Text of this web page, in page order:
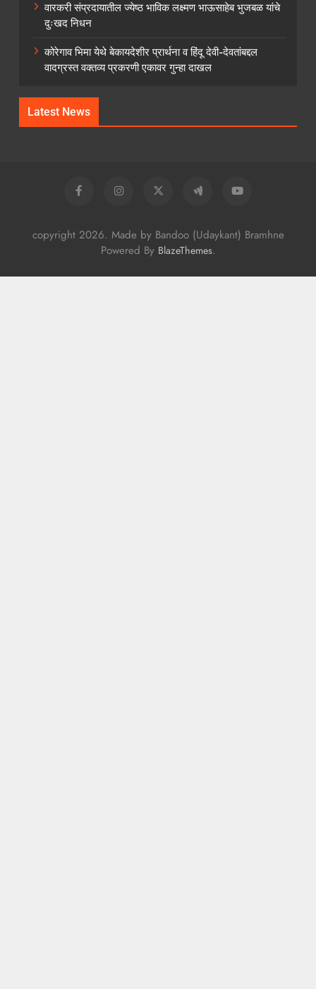
वारकरी संप्रदायातील ज्येष्ठ भाविक लक्ष्मण भाऊसाहेब भुजबळ यांचे
दुःखद निधन
कोरेगाव भिमा येथे बेकायदेशीर प्रार्थना व हिंदू देवी-देवतांबद्दल
वादग्रस्त वक्तव्य प्रकरणी एकावर गुन्हा दाखल
Latest News
copyright 2026. Made by Bandoo (Udaykant) Bramhne
Powered By BlazeThemes.